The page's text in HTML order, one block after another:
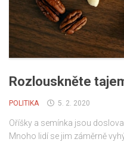
Rozlouskněte
POLITIKA 5. 2. 2020
Oříšky a semínka jsou
Mnoho lidí se jim záměrně